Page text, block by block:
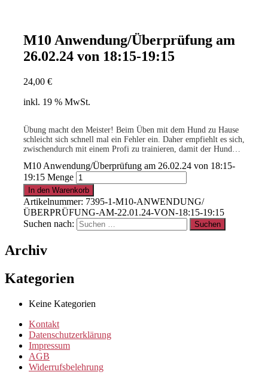
M10 Anwendung/Überprüfung am
26.02.24 von 18:15-19:15
24,00 €
inkl. 19 % MwSt.
Übung macht den Meister! Beim Üben mit dem Hund zu Hause
schleicht sich schnell mal ein Fehler ein. Daher empfiehlt es sich,
zwischendurch mit einem Profi zu trainieren, damit der Hund
das „Kleine Hunde 1 x1“ M3 bis M9, bevor die
Fortgeschrittenen-Module gebucht werden können und die
Fortgeschrittenen trainieren unter Anleitung die Inhalte von M11
bis M14, bevor sie ins Gruppentraining M15 einsteigen. Ihr habt
Schwierigkeiten bei einzelnen Übungen? Kein Thema, wir gehen
individuell auf Eure Probleme ein und helfen Euch beim
Erreichen des Lernziels.
M10 Anwendung/Überprüfung am 26.02.24 von 18:15-
19:15 Menge
In den Warenkorb
Artikelnummer: 7395-1-M10-ANWENDUNG/
ÜBERPRÜFUNG-AM-22.01.24-VON-18:15-19:15
Suchen nach:
Archiv
Kategorien
Keine Kategorien
Kontakt
Datenschutzerklärung
Impressum
AGB
Widerrufsbelehrung